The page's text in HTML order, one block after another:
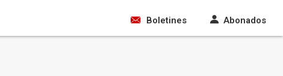
Boletines Abonados